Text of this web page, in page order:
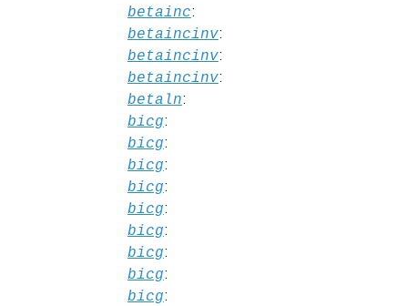
betainc:
betaincinv:
betaincinv:
betaincinv:
betaln:
bicg:
bicg:
bicg:
bicg:
bicg:
bicg:
bicg:
bicg:
bicg: